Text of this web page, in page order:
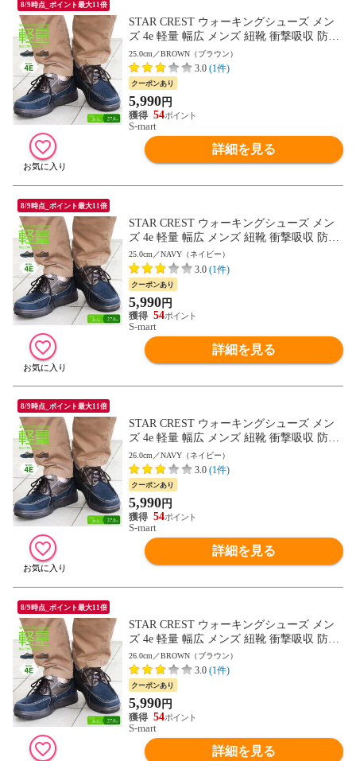
8/9時点_ポイント最大11倍
STAR CREST ウォーキングシューズ メン
ズ 4e 軽量 幅広 メンズ 紐靴 衝撃吸収 防滑
紳士 屈曲性 歩きやすい スエード ネイビー
ブラウン ウォーキング 旅行 散歩 レースア
ップ 紳士靴 男性用 通勤用 カジュアルシュ
ーズ 父の日 敬老の日 スタークレスト 4501
送料無料
25.0cm／BROWN（ブラウン）
3.0 (1件)
クーポンあり
5,990円
54
S-mart
詳細を見る
8/9時点_ポイント最大11倍
STAR CREST ウォーキングシューズ メン
ズ 4e 軽量 幅広 メンズ 紐靴 衝撃吸収 防滑
紳士 屈曲性 歩きやすい スエード ネイビー
ブラウン ウォーキング 旅行 散歩 レースア
ップ 紳士靴 男性用 通勤用 カジュアルシュ
ーズ 父の日 敬老の日 スタークレスト 4501
送料無料
25.0cm／NAVY（ネイビー）
3.0 (1件)
クーポンあり
5,990円
54
S-mart
詳細を見る
8/9時点_ポイント最大11倍
STAR CREST ウォーキングシューズ メン
ズ 4e 軽量 幅広 メンズ 紐靴 衝撃吸収 防滑
紳士 屈曲性 歩きやすい スエード ネイビー
ブラウン ウォーキング 旅行 散歩 レースア
ップ 紳士靴 男性用 通勤用 カジュアルシュ
ーズ 父の日 敬老の日 スタークレスト 4501
送料無料
26.0cm／NAVY（ネイビー）
3.0 (1件)
クーポンあり
5,990円
54
S-mart
詳細を見る
8/9時点_ポイント最大11倍
STAR CREST ウォーキングシューズ メン
ズ 4e 軽量 幅広 メンズ 紐靴 衝撃吸収 防滑
紳士 屈曲性 歩きやすい スエード ネイビー
ブラウン ウォーキング 旅行 散歩 レースア
ップ 紳士靴 男性用 通勤用 カジュアルシュ
ーズ 父の日 敬老の日 スタークレスト 4501
送料無料
26.0cm／BROWN（ブラウン）
3.0 (1件)
クーポンあり
5,990円
54
S-mart
詳細を見る